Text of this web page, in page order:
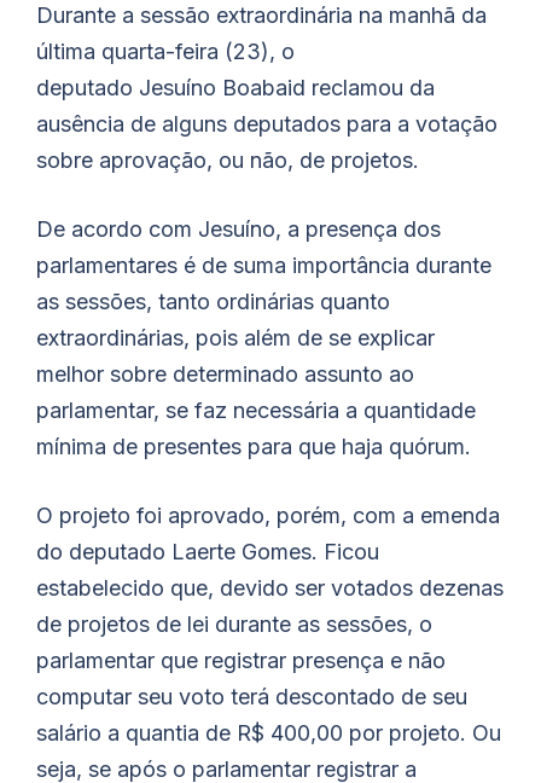
Durante a sessão extraordinária na manhã da
última quarta-feira (23), o
deputado Jesuíno Boabaid reclamou da
ausência de alguns deputados para a votação
sobre aprovação, ou não, de projetos.
De acordo com Jesuíno, a presença dos
parlamentares é de suma importância durante
as sessões, tanto ordinárias quanto
extraordinárias, pois além de se explicar
melhor sobre determinado assunto ao
parlamentar, se faz necessária a quantidade
mínima de presentes para que haja quórum.
O projeto foi aprovado, porém, com a emenda
do deputado Laerte Gomes. Ficou
estabelecido que, devido ser votados dezenas
de projetos de lei durante as sessões, o
parlamentar que registrar presença e não
computar seu voto terá descontado de seu
salário a quantia de R$ 400,00 por projeto. Ou
seja, se após o parlamentar registrar a